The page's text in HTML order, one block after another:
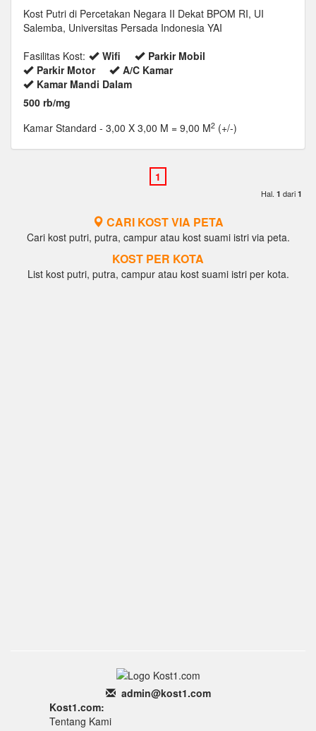
Kost Putri di Percetakan Negara II Dekat BPOM RI, UI
Salemba, Universitas Persada Indonesia YAI
Fasilitas Kost:
Wifi
Parkir Mobil
Parkir Motor
A/C Kamar
Kamar Mandi Dalam
500 rb/mg
Kamar Standard - 3,00 X 3,00 M = 9,00 M2 (+/-)
Hal. 1 dari 1
CARI KOST VIA PETA
Cari kost putri, putra, campur atau kost suami istri via peta.
KOST PER KOTA
List kost putri, putra, campur atau kost suami istri per kota.
admin@kost1.com
Kost1.com:
Tentang Kami